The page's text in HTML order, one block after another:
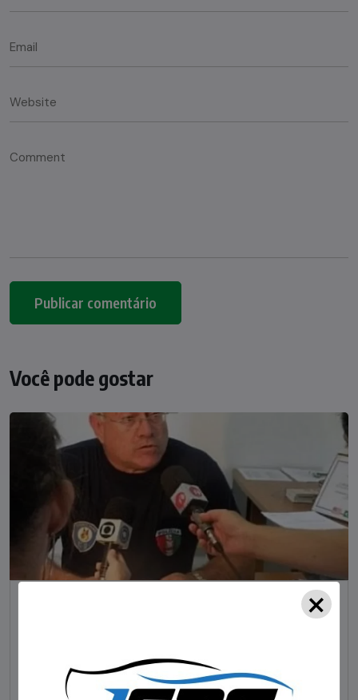
Você pode gostar
Foragido pela morte de delegado aposentado
em bar morre em confronto com a polícia em SC
×